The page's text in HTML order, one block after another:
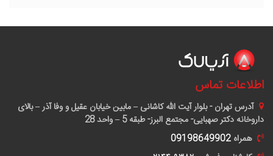
اطلاعات تماس
آدرستهران - بلوار آیت الله کاشانی – مابین خیابان عقیل و وفا آذر – بالای
داروخانه دکتر صهبایی- مجتمع البرز- طبقه 5 – واحد 28
همراه 09198649902